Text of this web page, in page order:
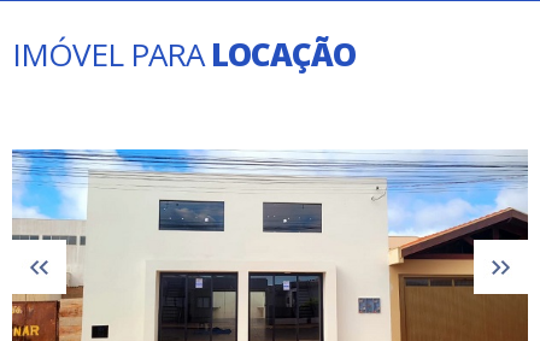
IMÓVEL PARALOCAÇÃO